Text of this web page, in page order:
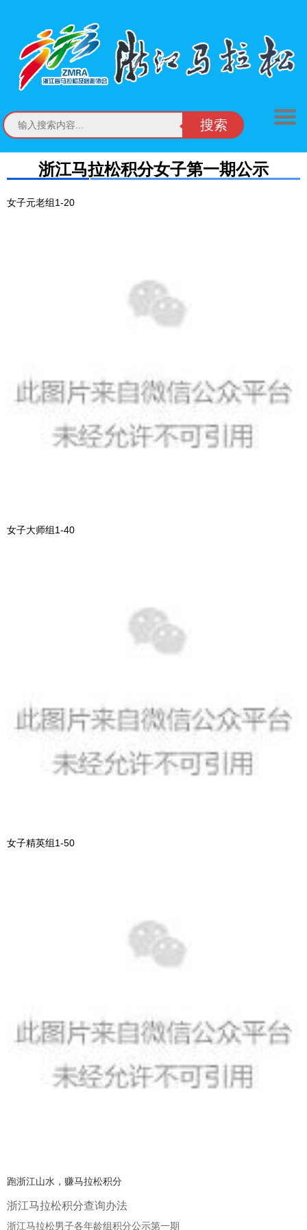
搜索
浙江马拉松积分女子第一期公示
女子元老组1-20
女子大师组1-40
女子精英组1-50
跑浙江山水，赚马拉松积分
浙江马拉松积分查询办法
浙江马拉松男子各年龄组积分公示第一期